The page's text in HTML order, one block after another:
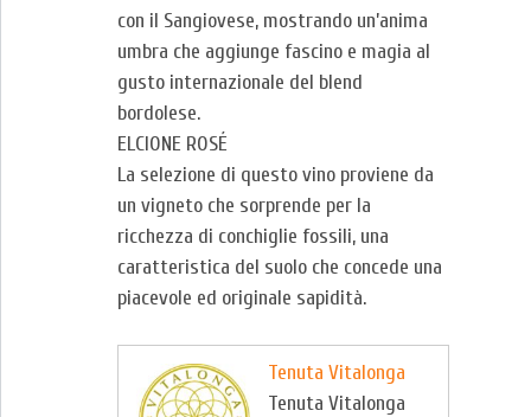
con il Sangiovese, mostrando un’anima
umbra che aggiunge fascino e magia al
gusto internazionale del blend
bordolese.
ELCIONE ROSÉ
La selezione di questo vino proviene da
un vigneto che sorprende per la
ricchezza di conchiglie fossili, una
caratteristica del suolo che concede una
piacevole ed originale sapidità.
Tenuta Vitalonga
Tenuta Vitalonga